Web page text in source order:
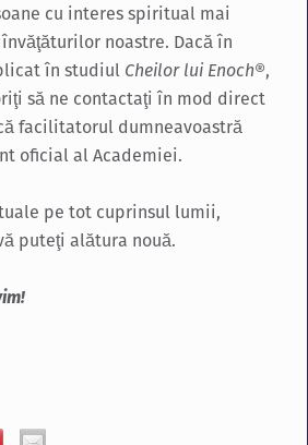
cu interes spiritual mai
noastre. Dacă în
în studiulCheilor lui Enoch®,
să ne contactaţi în mod direct
facilitatorul dumneavoastră
oficial al Academiei.
pe tot cuprinsul lumii,
puteţi alătura nouă.